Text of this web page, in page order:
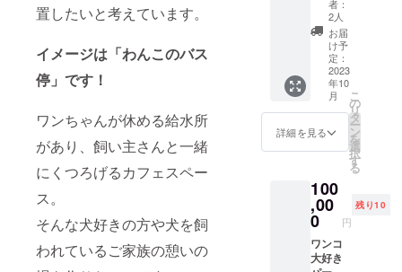
置したいと考えています。
イメージは「わんこのバス
停」です！
ワンちゃんが休める給水所
があり、飼い主さんと一緒
にくつろげるカフェスペー
ス。
そんな犬好きの方や犬を飼
われているご家族の憩いの
12月末
まで
ムから
ご予約
いただ
きま
す。そ
の際、
ご支援
いただ
いた際
ご記入
いただ
きま
す。 ※
ご利用
期限：
ご希望
の企業
名をご
記入く
ださ
い。 ※
ロゴ
マーク
につき
まして
様から
メール
にて
データ
をお送
りいた
チナプ
ラン）
tere
saunの
HP（htt
ps://ter
saun.co
m）に
スポン
企業名
及びロ
ゴマー
クを掲
載いた
しま
者：
2人
お届
け予
定：
2023
年10
月
詳細を見る
こ
の
リ
タ
ー
ン
を
選
択
す
る
100
,00
0 円
残り10
ワンコ
大好き